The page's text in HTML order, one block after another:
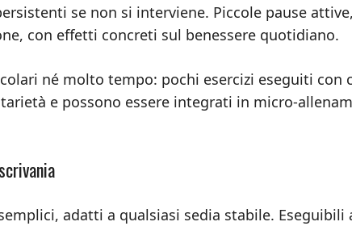
se non si interviene. Piccole pause
con effetti concreti sul benessere quotidiano.
né molto tempo: pochi esercizi eseguiti con
e possono essere integrati in micro-
adatti a qualsiasi sedia stabile. Eseguibili